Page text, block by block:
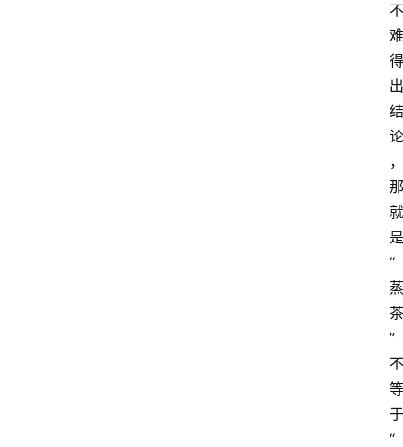
不
难
得
出
结
论
，
那
就
是
“
蒸
茶
”
不
等
于
“